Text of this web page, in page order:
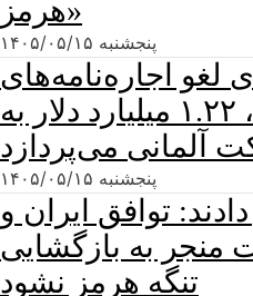
هرمز»
پنجشنبه ۱۴۰۵/۰۵/۱۵
لغو اجاره‌نامه‌های
بادی فراساحلی، ۱.۲۲ میلیارد دلار به
آلمانی می‌پردازد
پنجشنبه ۱۴۰۵/۰۵/۱۵
توافق ایران و
به بازگشایی
تنگه هرمز نشود